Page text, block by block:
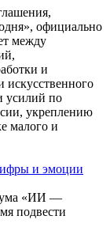
официально
между
и
искусственного
усилий по
укреплению
малого и
и эмоции
«ИИ —
подвести